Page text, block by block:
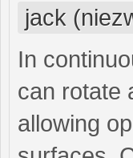
jack
In
can rotate
allowing